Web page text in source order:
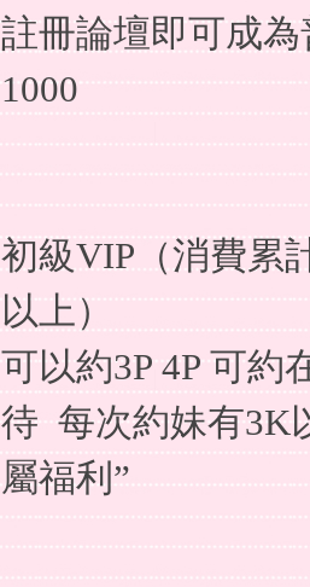
註冊論壇即可成
1000
初級VIP（消費累
以上）
可以約3P 4P 可
待 每次約妹有3K
屬福利”